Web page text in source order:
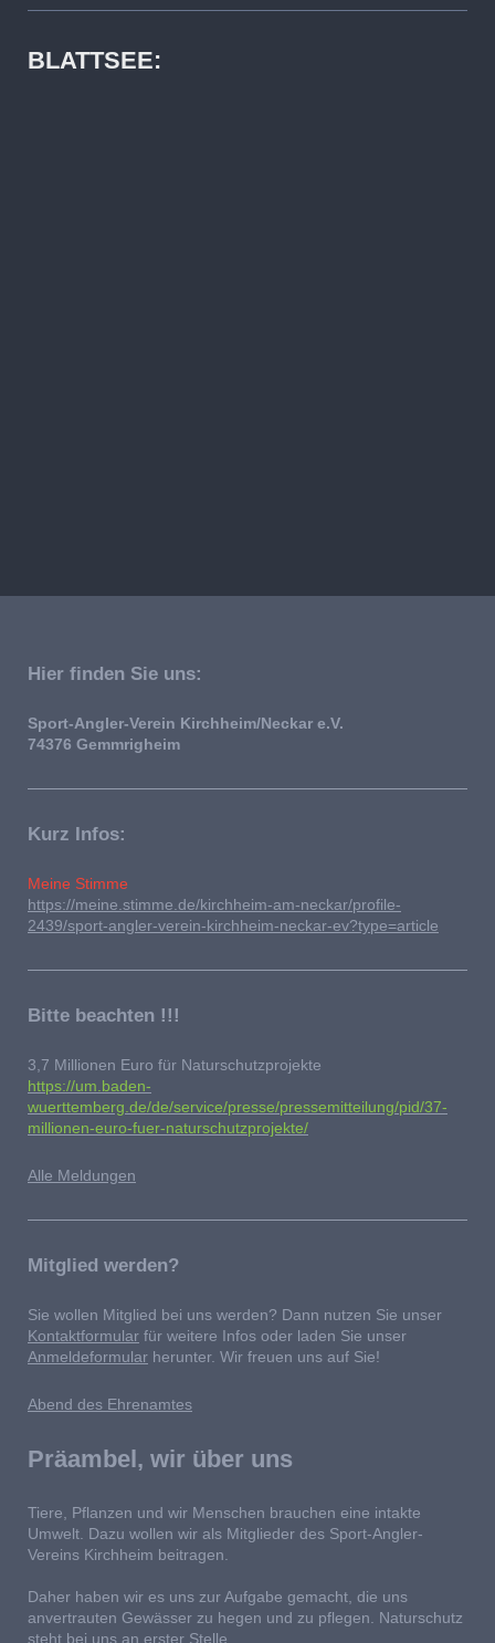
BLATTSEE:
Hier finden Sie uns:
Sport-Angler-Verein Kirchheim/Neckar e.V.
74376 Gemmrigheim
Kurz Infos:
Meine Stimme
https://meine.stimme.de/kirchheim-am-neckar/profile-
2439/sport-angler-verein-kirchheim-neckar-ev?type=article
Bitte beachten !!!
3,7 Millionen Euro für Naturschutzprojekte
https://um.baden-
wuerttemberg.de/de/service/presse/pressemitteilung/pid/37-
millionen-euro-fuer-naturschutzprojekte/
Alle Meldungen
Mitglied werden?
Sie wollen Mitglied bei uns werden? Dann nutzen Sie unser
Kontaktformular für weitere Infos oder laden Sie unser
Anmeldeformular herunter. Wir freuen uns auf Sie!
Abend des Ehrenamtes
Präambel, wir über uns
Tiere, Pflanzen und wir Menschen brauchen eine intakte
Umwelt. Dazu wollen wir als Mitglieder des Sport-Angler-
Vereins Kirchheim beitragen.
Daher haben wir es uns zur Aufgabe gemacht, die uns
anvertrauten Gewässer zu hegen und zu pflegen. Naturschutz
steht bei uns an erster Stelle.